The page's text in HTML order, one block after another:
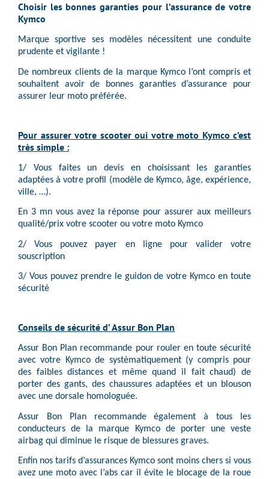
Choisir les bonnes garanties pour l’assurance de votre
Kymco
Marque sportive ses modèles nécessitent une conduite
prudente et vigilante !
De nombreux clients de la marque Kymco l’ont compris et
souhaitent avoir de bonnes garanties d’assurance pour
assurer leur moto préférée.
Pour assurer votre scooter oui votre moto Kymco c’est
très simple :
1/ Vous faites un devis en choisissant les garanties
adaptées à votre profil (modèle de Kymco, âge, expérience,
ville, …).
En 3 mn vous avez la réponse pour assurer aux meilleurs
qualité/prix votre scooter ou votre moto Kymco
2/ Vous pouvez payer en ligne pour valider votre
souscription
3/ Vous pouvez prendre le guidon de votre Kymco en toute
sécurité
Conseils de sécurité d’ Assur Bon Plan
Assur Bon Plan recommande pour rouler en toute sécurité
avec votre Kymco de systèmatiquement (y compris pour
des faibles distances et même quand il fait chaud) de
porter des gants, des chaussures adaptées et un blouson
avec une dorsale homologuée.
Assur Bon Plan recommande également à tous les
conducteurs de la marque Kymco de porter une veste
airbag qui diminue le risque de blessures graves.
Enfin nos tarifs d’assurances Kymco sont moins chers si vous
avez une moto avec l’abs car il évite le blocage de la roue